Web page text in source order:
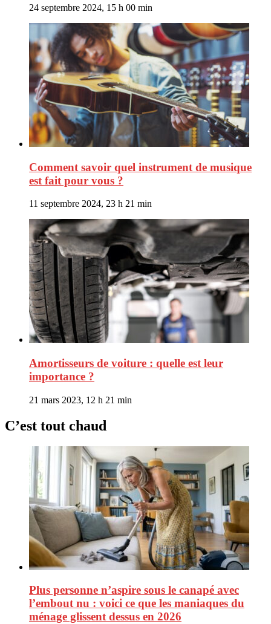
24 septembre 2024, 15 h 00 min
Comment savoir quel instrument de musique
est fait pour vous ?
11 septembre 2024, 23 h 21 min
Amortisseurs de voiture : quelle est leur
importance ?
21 mars 2023, 12 h 21 min
C’est tout chaud
Plus personne n’aspire sous le canapé avec
l’embout nu : voici ce que les maniaques du
ménage glissent dessus en 2026